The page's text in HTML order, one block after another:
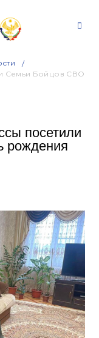
Семьи Бойцов СВО
посетили
рождения